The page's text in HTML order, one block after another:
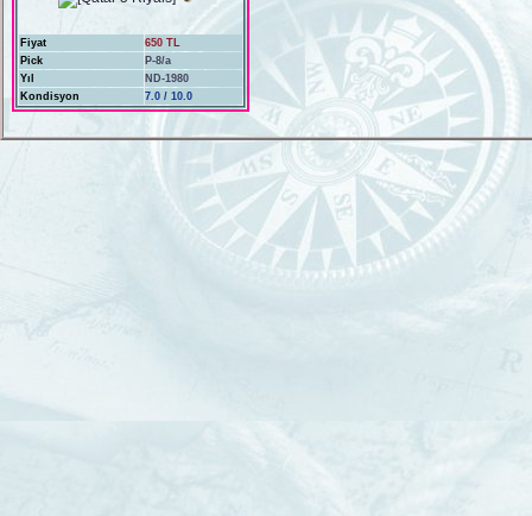
Fiyat
650 TL
Pick
P-8/a
Yıl
ND-1980
Kondisyon
7.0 / 10.0